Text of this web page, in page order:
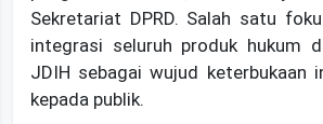
Sekretariat DPRD. Salah satu
integrasi seluruh produk hukum
JDIH sebagai wujud keterbukaan
kepada publik.